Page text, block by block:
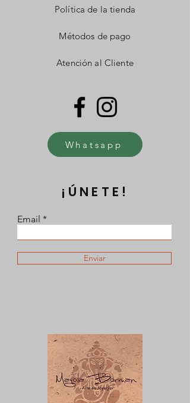
Política de la tienda
Métodos de pago
Atención al Cliente
Whatsapp
¡ÚNETE!
Email
Enviar